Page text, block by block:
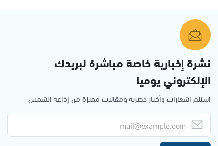
نشرة إخبارية خاصة مباشرة لبريدك
الإلكتروني يوميا
استلم اشعارات وأخبار حصرية ومقالات مميزة من إذاعة الشمس